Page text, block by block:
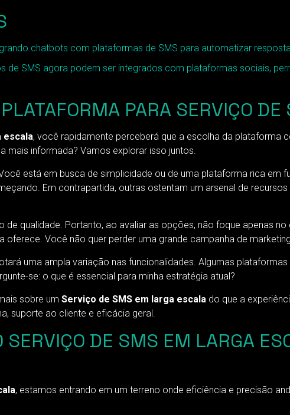
chatbots com plataformas de SMS para automatizar
de SMS agora podem ser integrados com plataformas sociais,
PARA SERVIÇO
escala, você rapidamente perceberá que a escolha da plataforma
informada? Vamos explorar isso juntos.
está em busca de simplicidade ou de uma plataforma rica em
Em contrapartida, outras ostentam um arsenal de
qualidade. Portanto, ao avaliar as opções, não foque apenas
oferece. Você não quer perder uma grande campanha de
uma ampla variação nas funcionalidades. Algumas
se: o que é essencial para minha estratégia atual?
sobre um Serviço de SMS em larga escalado que a
suporte ao cliente e eficácia geral.
DE SMS EM LARGA
, estamos entrando em um terreno onde eficiência e precisão